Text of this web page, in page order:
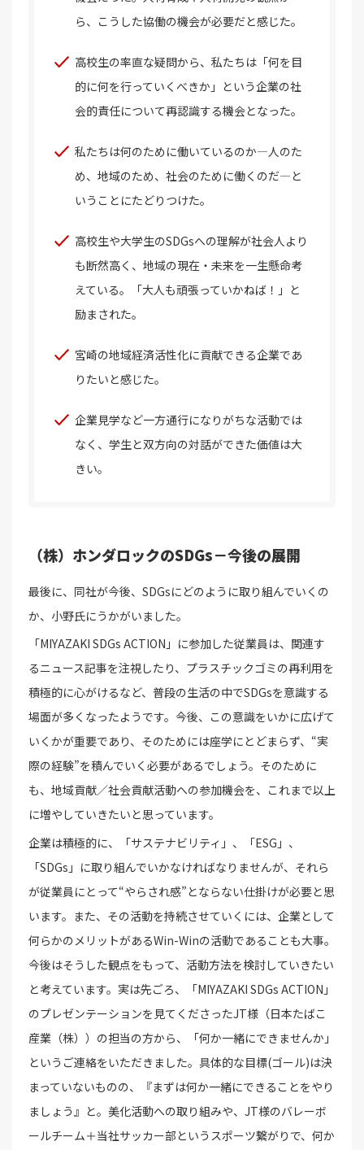
ら、こうした協働の機会が必要だと感じた。
高校生の率直な疑問から、私たちは「何を目
的に何を行っていくべきか」という企業の社
会的責任について再認識する機会となった。
私たちは何のために働いているのか―人のた
め、地域のため、社会のために働くのだ―と
いうことにたどりつけた。
高校生や大学生のSDGsへの理解が社会人より
も断然高く、地域の現在・未来を一生懸命考
えている。「大人も頑張っていかねば！」と
励まされた。
宮崎の地域経済活性化に貢献できる企業であ
りたいと感じた。
企業見学など一方通行になりがちな活動では
なく、学生と双方向の対話ができた価値は大
きい。
（株）ホンダロックのSDGs－今後の展開
最後に、同社が今後、SDGsにどのように取り組んでいくの
か、小野氏にうかがいました。
「MIYAZAKI SDGs ACTION」に参加した従業員は、関連す
るニュース記事を注視したり、プラスチックゴミの再利用を
積極的に心がけるなど、普段の生活の中でSDGsを意識する
場面が多くなったようです。今後、この意識をいかに広げて
いくかが重要であり、そのためには座学にとどまらず、“実
際の経験”を積んでいく必要があるでしょう。そのために
も、地域貢献／社会貢献活動への参加機会を、これまで以上
に増やしていきたいと思っています。
企業は積極的に、「サステナビリティ」、「ESG」、
「SDGs」に取り組んでいかなければなりませんが、それら
が従業員にとって“やらされ感”とならない仕掛けが必要と思
います。また、その活動を持続させていくには、企業として
何らかのメリットがあるWin-Winの活動であることも大事。
今後はそうした観点をもって、活動方法を検討していきたい
と考えています。実は先ごろ、「MIYAZAKI SDGs ACTION」
のプレゼンテーションを見てくださったJT様（日本たばこ
産業（株））の担当の方から、「何か一緒にできませんか」
というご連絡をいただきました。具体的な目標(ゴール)は決
まっていないものの、『まずは何か一緒にできることをやり
ましょう』と。美化活動への取り組みや、JT様のバレーボ
ールチーム＋当社サッカー部というスポーツ繋がりで、何か